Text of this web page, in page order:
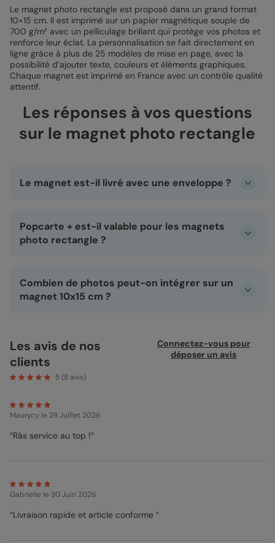
Le magnet photo rectangle est proposé dans un grand format
10×15 cm. Il est imprimé sur un papier magnétique souple de
700 g/m² avec un pelliculage brillant qui protège vos photos et
renforce leur éclat. La personnalisation se fait directement en
ligne grâce à plus de 25 modèles de mise en page, avec la
possibilité d’ajouter texte, couleurs et éléments graphiques.
Chaque magnet est imprimé en France avec un contrôle qualité
attentif.
Les réponses à vos questions
sur le magnet photo rectangle
Le magnet est-il livré avec une enveloppe ?
couleurs, des plus douces aux plus pep’s. Parfait pour
glisser votre magnet et offrir un souvenir joliment emballé.
Popcarte + est-il valable pour les magnets
photo rectangle ?
pendant un an, même pour vos magnets 10x15 cm.
Pratique pour envoyer des souvenirs à gogo, sans penser
Combien de photos peut-on intégrer sur un
magnet 10x15 cm ?
carte du collage et peuvent accueillir jusqu’à 9 photos et
plus ! À vous de trouver le design qui colle le mieux à vos
souvenirs !
Les avis de nos
clients
5(8 avis)
Connectez-vous pour
déposer un avis
Maurycy le 28 Juillet 2026
“Ràs service au top !”
Gabrielle le 30 Juin 2026
“Livraison rapide et article conforme ”